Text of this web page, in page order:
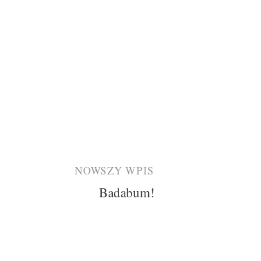
NOWSZY WPIS
Badabum!